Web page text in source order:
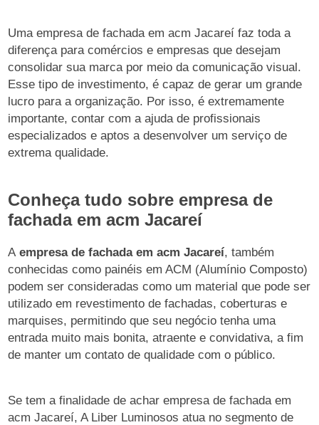
Uma empresa de fachada em acm Jacareí faz toda a
diferença para comércios e empresas que desejam
consolidar sua marca por meio da comunicação visual.
Esse tipo de investimento, é capaz de gerar um grande
lucro para a organização. Por isso, é extremamente
importante, contar com a ajuda de profissionais
especializados e aptos a desenvolver um serviço de
extrema qualidade.
Conheça tudo sobre empresa de
fachada em acm Jacareí
A empresa de fachada em acm Jacareí, também
conhecidas como painéis em ACM (Alumínio Composto)
podem ser consideradas como um material que pode ser
utilizado em revestimento de fachadas, coberturas e
marquises, permitindo que seu negócio tenha uma
entrada muito mais bonita, atraente e convidativa, a fim
de manter um contato de qualidade com o público.
Se tem a finalidade de achar empresa de fachada em
acm Jacareí, A Liber Luminosos atua no segmento de